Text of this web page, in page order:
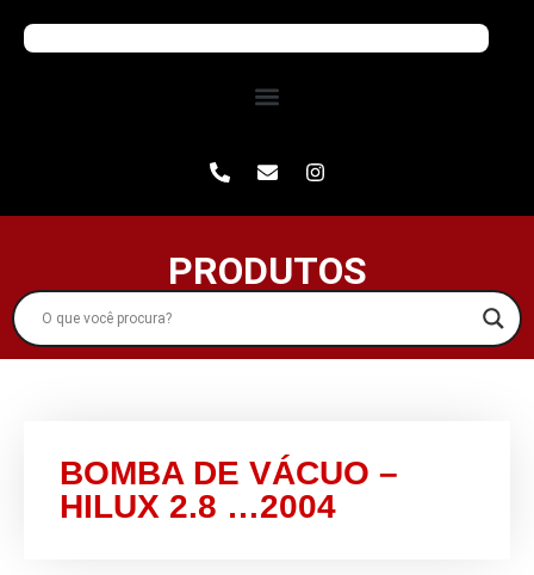
PRODUTOS
BOMBA DE VÁCUO –
HILUX 2.8 …2004